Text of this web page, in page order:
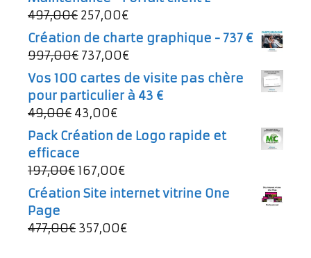
497,00€ Le
prix
initial
était :
497,00€.
257,00€Le
prix
actuel
257,00€.
Création de charte graphique - 737 €
997,00€ Le
prix
initial
était :
997,00€.
737,00€Le
prix
actuel
Vos 100 cartes de visite pas chère
pour particulier à 43 €
49,00€ Le
prix
initial
était :
49,00€.
43,00€Le
prix
actuel
est :
Pack Création de Logo rapide et
efficace
197,00€Le
prix
était :
197,00€.
167,00€Le
prix
est :
Création Site internet vitrine One
Page
477,00€ Le
357,00€Le